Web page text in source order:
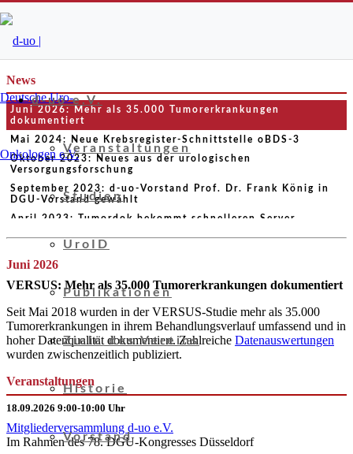
d-uo e.V.
Veranstaltungen
Studien
UroID
Publikationen
Ziele des Vereins
Historie
Vorstand
News
Juni 2026: Mehr als 35.000 Tumorerkrankungen
dokumentiert
Mai 2024: Neue Krebsregister-Schnittstelle oBDS-3
Oktober 2023: Neues aus der urologischen
Versorgungsforschung
September 2023: d-uo-Vorstand Prof. Dr. Frank König in
DGU-Vorstand gewählt
April 2023: Tumordok bekommt schnelleren Server
Februar 2023: ProNAT-Studie startet Online-
Dokumentation
September 2022: d-uo erhält Alexander-von-Lichtenberg-
März 2022: UroNAT-Studie seit Oktober 2021 offen
Februar 2022: Versorgungsforschung in der Urologie: Wer
ist der richtige Anbieter?
September 2021: Vergünstigte Aufnahme für Urogister-
Nutzer
September 2021: d-uo-Vorstand einstimmig wiedergewählt
August 2021: Mehr als 10.000 Tumorerkrankungen
dokumentiert
Juni 2021: d-uo startet Tumordok 2.0
Januar 2021: Umzug der Geschäftsstelle
Juni 2026
VERSUS: Mehr als 35.000 Tumorerkrankungen dokumentiert
Seit Mai 2018 wurden in der VERSUS-Studie mehr als 35.000
Tumorerkrankungen in ihrem Behandlungsverlauf umfassend und in
hoher Datenqualität dokumentiert. Zahlreiche Datenauswertungen
wurden zwischenzeitlich publiziert.
Veranstaltungen
18.09.2026 9:00-10:00 Uhr
Mitgliederversammlung d-uo e.V.
Im Rahmen des 78. DGU-Kongresses Düsseldorf